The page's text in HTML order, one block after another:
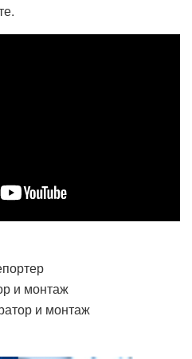
и монтаж
и монтаж